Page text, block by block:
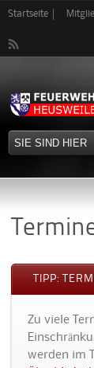
Startseite
TIPP:
Zu viele
werden im